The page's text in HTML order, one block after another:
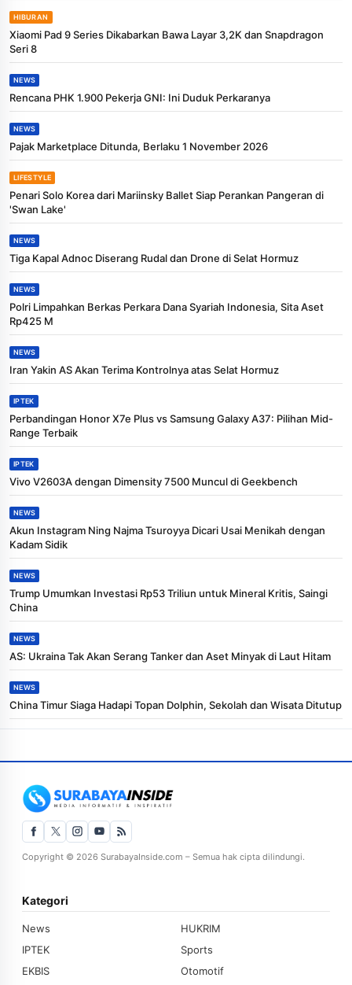
HIBURAN
Xiaomi Pad 9 Series Dikabarkan Bawa Layar 3,2K dan Snapdragon
Seri 8
NEWS
Rencana PHK 1.900 Pekerja GNI: Ini Duduk Perkaranya
NEWS
Pajak Marketplace Ditunda, Berlaku 1 November 2026
LIFESTYLE
Penari Solo Korea dari Mariinsky Ballet Siap Perankan Pangeran di
'Swan Lake'
NEWS
Tiga Kapal Adnoc Diserang Rudal dan Drone di Selat Hormuz
NEWS
Polri Limpahkan Berkas Perkara Dana Syariah Indonesia, Sita Aset
Rp425 M
NEWS
Iran Yakin AS Akan Terima Kontrolnya atas Selat Hormuz
IPTEK
Perbandingan Honor X7e Plus vs Samsung Galaxy A37: Pilihan Mid-
Range Terbaik
IPTEK
Vivo V2603A dengan Dimensity 7500 Muncul di Geekbench
NEWS
Akun Instagram Ning Najma Tsuroyya Dicari Usai Menikah dengan
Kadam Sidik
NEWS
Trump Umumkan Investasi Rp53 Triliun untuk Mineral Kritis, Saingi
China
NEWS
AS: Ukraina Tak Akan Serang Tanker dan Aset Minyak di Laut Hitam
NEWS
China Timur Siaga Hadapi Topan Dolphin, Sekolah dan Wisata Ditutup
Copyright © 2026 SurabayaInside.com – Semua hak cipta dilindungi.
Kategori
News
HUKRIM
IPTEK
Sports
EKBIS
Otomotif